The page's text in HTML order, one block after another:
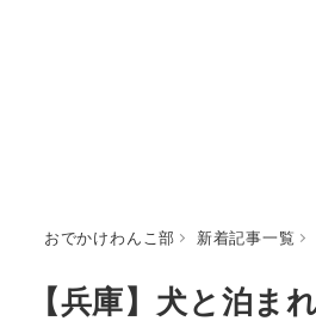
おでかけわんこ部 新着記事一覧
【兵庫】犬と泊ま